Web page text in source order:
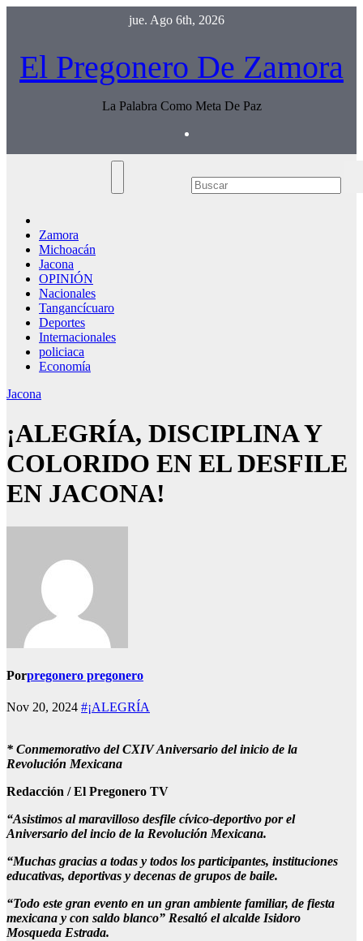
jue. Ago 6th, 2026
El Pregonero De Zamora
La Palabra Como Meta De Paz
Zamora
Michoacán
Jacona
OPINIÓN
Nacionales
Tangancícuaro
Deportes
Internacionales
policiaca
Economía
Jacona
¡ALEGRÍA, DISCIPLINA Y
COLORIDO EN EL DESFILE
EN JACONA!
Porpregonero pregonero
Nov 20, 2024 #¡ALEGRÍA
* Conmemorativo del CXIV Aniversario del inicio de la
Revolución Mexicana
Redacción / El Pregonero TV
“Asistimos al maravilloso desfile cívico-deportivo por el
Aniversario del incio de la Revolución Mexicana.
“Muchas gracias a todas y todos los participantes, instituciones
educativas, deportivas y decenas de grupos de baile.
“Todo este gran evento en un gran ambiente familiar, de fiesta
mexicana y con saldo blanco” Resaltó el alcalde Isidoro
Mosqueda Estrada.